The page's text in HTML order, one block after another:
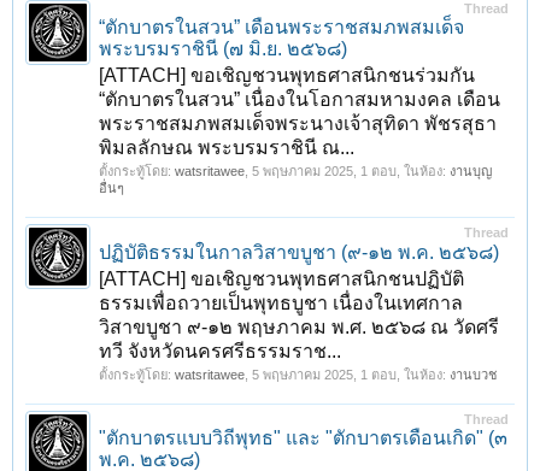
Thread
“ตักบาตรในสวน” เดือนพระราชสมภพสมเด็จ
พระบรมราชินี (๗ มิ.ย. ๒๕๖๘)
[ATTACH] ขอเชิญชวนพุทธศาสนิกชนร่วมกัน
“ตักบาตรในสวน” เนื่องในโอกาสมหามงคล เดือน
พระราชสมภพสมเด็จพระนางเจ้าสุทิดา พัชรสุธา
พิมลลักษณ พระบรมราชินี ณ...
ตั้งกระทู้โดย: watsritawee 5 พฤษภาคม 2025 , 1 ตอบ, ในห้อง: งานบุญ
อื่นๆ
Thread
ปฏิบัติธรรมในกาลวิสาขบูชา (๙-๑๒ พ.ค. ๒๕๖๘)
[ATTACH] ขอเชิญชวนพุทธศาสนิกชนปฏิบัติ
ธรรมเพื่อถวายเป็นพุทธบูชา เนื่องในเทศกาล
วิสาขบูชา ๙-๑๒ พฤษภาคม พ.ศ. ๒๕๖๘ ณ วัดศรี
ทวี จังหวัดนครศรีธรรมราช...
ตั้งกระทู้โดย: watsritawee 5 พฤษภาคม 2025 , 1 ตอบ, ในห้อง: งานบวช
Thread
"ตักบาตรแบบวิถีพุทธ" และ "ตักบาตรเดือนเกิด" (๓
พ.ค. ๒๕๖๘)